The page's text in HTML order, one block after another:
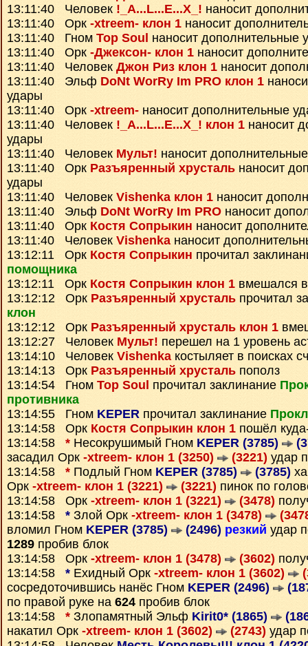
13:11:40 Человек !_A...L...E...X_! наносит
13:11:40 Орк -xtreem- клон 1 наносит
13:11:40 Гном Top Soul наносит дополнительные
13:11:40 Орк -Джексон- клон 1 наносит
13:11:40 Человек Джон Риз клон 1 наносит
13:11:40 Эльф DoNt WorRy Im PRO клон 1
удары
13:11:40 Орк -xtreem- наносит дополнительные
13:11:40 Человек !_A...L...E...X_! клон 1 наносит
удары
13:11:40 Человек Мульт! наносит
13:11:40 Орк Разъяренный хрусталь наносит
удары
13:11:40 Человек Vishenka клон 1 наносит
13:11:40 Эльф DoNt WorRy Im PRO наносит
13:11:40 Орк Костя Сопрыкин наносит
13:11:40 Человек Vishenkaнаносит
13:12:11 Орк Костя Сопрыкин прочитал
помощника
13:12:11 Орк Костя Сопрыкин клон 1 вмешался
13:12:12 Орк Разъяренный хрусталь прочитал
клон
13:12:12 Орк Разъяренный хрусталь клон 1
13:12:27 Человек Мульт! перешел на 1 уровень
13:14:10 Человек Vishenkaкостыляет в поисках
13:14:13 Орк Разъяренный хрусталь пополз
13:14:54 Гном Top Soul прочитал заклинание
противника
13:14:55 Гном KEPER прочитал заклинание
13:14:58 Орк Костя Сопрыкин клон 1 пошёл
13:14:58 * Несокрушимый Гном KEPER (3785)
засадил Орк -xtreem- клон 1 (3250) (3221) удар
13:14:58 * Подлый Гном KEPER (3785) (3785)
Орк -xtreem- клон 1 (3221) (3221) пинок по
13:14:58 Орк -xtreem- клон 1 (3221) (3478)
13:14:58 * Злой Орк -xtreem- клон 1 (3478)
вломил Гном KEPER (3785) (2496) резкий удар
1289 пробив блок
13:14:58 Орк -xtreem- клон 1 (3478) (3602)
13:14:58 * Ехидный Орк -xtreem- клон 1 (3602)
сосредоточившись нанёс Гном KEPER (2496)
по правой руке на 624 пробив блок
13:14:58 * Злопамятный Эльф Kirit0* (1865)
накатил Орк -xtreem- клон 1 (3602) (2743) удар